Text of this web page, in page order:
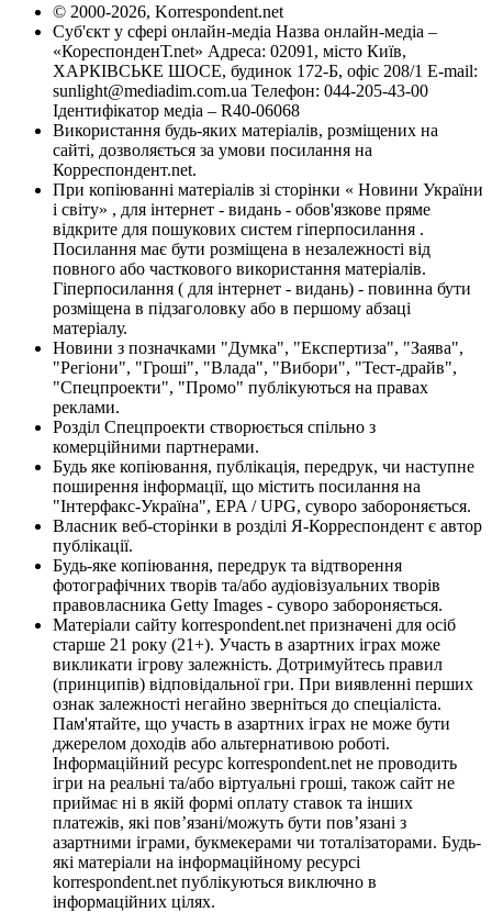
© 2000-2026, Korrespondent.net
Суб'єкт у сфері онлайн-медіа Назва онлайн-медіа –
«КореспонденТ.net» Адреса: 02091, місто Київ,
ХАРКІВСЬКЕ ШОСЕ, будинок 172-Б, офіс 208/1 E-mail:
sunlight@mediadim.com.ua Телефон: 044-205-43-00
Ідентифікатор медіа – R40-06068
Використання будь-яких матеріалів, розміщених на
сайті, дозволяється за умови посилання на
Корреспондент.net.
При копіюванні матеріалів зі сторінки « Новини України
і світу» , для інтернет - видань - обов'язкове пряме
відкрите для пошукових систем гіперпосилання .
Посилання має бути розміщена в незалежності від
повного або часткового використання матеріалів.
Гіперпосилання ( для інтернет - видань) - повинна бути
розміщена в підзаголовку або в першому абзаці
матеріалу.
Новини з позначками "Думка", "Експертиза", "Заява",
"Регіони", "Гроші", "Влада", "Вибори", "Тест-драйв",
"Спецпроекти", "Промо" публікуються на правах
реклами.
Розділ Спецпроекти створюється спільно з
комерційними партнерами.
Будь яке копіювання, публікація, передрук, чи наступне
поширення інформації, що містить посилання на
"Інтерфакс-Україна", EPA / UPG, суворо забороняється.
Власник веб-сторінки в розділі Я-Корреспондент є автор
публікації.
Будь-яке копіювання, передрук та відтворення
фотографічних творів та/або аудіовізуальних творів
правовласника Getty Images - суворо забороняється.
Матеріали сайту korrespondent.net призначені для осіб
старше 21 року (21+). Участь в азартних іграх може
викликати ігрову залежність. Дотримуйтесь правил
(принципів) відповідальної гри. При виявленні перших
ознак залежності негайно зверніться до спеціаліста.
Пам'ятайте, що участь в азартних іграх не може бути
джерелом доходів або альтернативою роботі.
Інформаційний ресурс korrespondent.net не проводить
ігри на реальні та/або віртуальні гроші, також сайт не
приймає ні в якій формі оплату ставок та інших
платежів, які пов’язані/можуть бути пов’язані з
азартними іграми, букмекерами чи тоталізаторами. Будь-
які матеріали на інформаційному ресурсі
korrespondent.net публікуються виключно в
інформаційних цілях.